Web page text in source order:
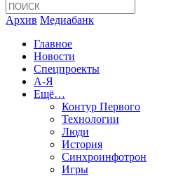
Архив Медиабанк
Главное
Новости
Спецпроекты
А-Я
Ещё…
Контур Первого
Технологии
Люди
История
Синхроинфотрон
Игры